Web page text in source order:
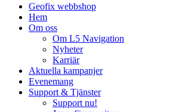
Geofix webbshop
Hem
Om oss
Om L5 Navigation
Nyheter
Karriär
Aktuella kampanjer
Evenemang
Support & Tjänster
Support nu!